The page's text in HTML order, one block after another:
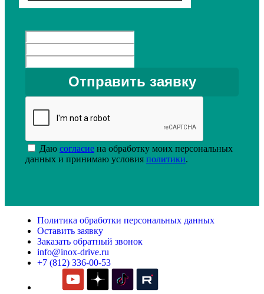
Даю согласие на обработку моих персональных
данных и принимаю условия политики.
Политика обработки персональных данных
Оставить заявку
Заказать обратный звонок
info@inox-drive.ru
+7 (812) 336-00-53